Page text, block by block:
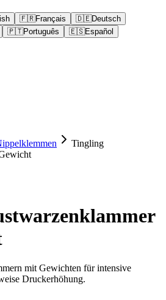
🇫🇷Français 🇩🇪Deutsch
🇵🇹Português 🇪🇸Español
Tingling
mit Gewichten für intensive
Druckerhöhung.